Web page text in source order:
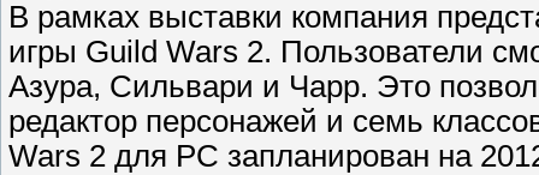
В рамках выставки компания
игры Guild Wars 2. Пользователи
Азура, Сильвари и Чарр. Это
редактор персонажей и семь
Wars 2 для PC запланирован на